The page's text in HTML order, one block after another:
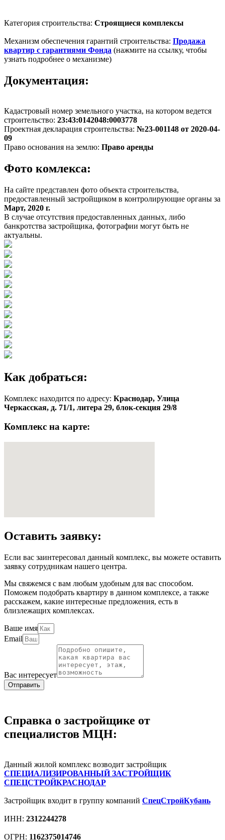
Категория строительства: Строящиеся комплексы
Механизм обеспечения гарантий строительства: Продажа
квартир с гарантиями Фонда (нажмите на ссылку, чтобы
узнать подробнее о механизме)
Документация:
Кадастровый номер земельного участка, на котором ведется
строительство: 23:43:0142048:0003778
Проектная декларация строительства: №23-001148 от 2020-04-
09
Право основания на землю: Право аренды
Фото комлекса:
На сайте представлен фото объекта строительства,
предоставленный застройщиком в контролирующие органы за
Март, 2020 г.
В случае отсутствия предоставленных данных, либо
банкротства застройщика, фотографии могут быть не
актуальны.
Как добраться:
Комплекс находится по адресу: Краснодар, Улица
Черкасская, д. 71/1, литера 29, блок-секция 29/8
Комплекс на карте:
Оставить заявку:
Если вас заинтересовал данный комплекс, вы можете оставить
заявку сотрудникам нашего центра.
Мы свяжемся с вам любым удобным для вас способом.
Поможем подобрать квартиру в данном комплексе, а также
расскажем, какие интересные предложения, есть в
близлежащих комплексах.
Ваше имя
Email
Вас интересует
Отправить
Справка о застройщике от
специалистов МЦН:
Данный жилой комплекс возводит застройщик
СПЕЦИАЛИЗИРОВАННЫЙ ЗАСТРОЙЩИК
СПЕЦСТРОЙКРАСНОДАР
Застройщик входит в группу компаний СпецСтройКубань
ИНН: 2312244278
ОГРН: 1162375014746